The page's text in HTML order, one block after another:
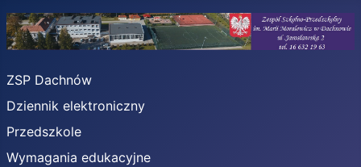
ZSP Dachnów
Dziennik elektroniczny
Przedszkole
Wymagania edukacyjne